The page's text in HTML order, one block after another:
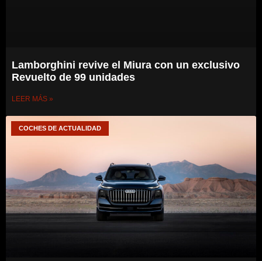
Lamborghini revive el Miura con un exclusivo
Revuelto de 99 unidades
LEER MÁS »
COCHES DE ACTUALIDAD